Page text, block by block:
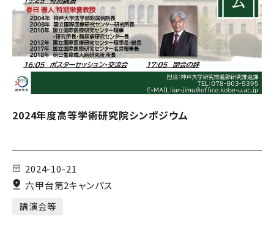
2024年度高等学術研究院シンポジウム
2024-10-21
六甲台第2キャンパス
講演会等